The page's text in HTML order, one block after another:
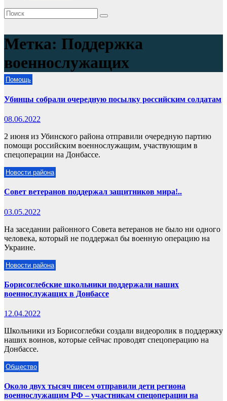
Метка: Поддержка
военнослужащих
Помощь
Убинцы собрали очередную посылку российским солдатам
08.06.2022
2 июня из Убинского района отправили очередную партию
помощи российским военнослужащим, участвующим в
спецоперации на Донбассе.
Новости района
Совет ветеранов поддержал защитников мира!..
03.05.2022
На заседании районного Совета ветеранов не было ни одного
человека, который не поддержал бы военную операцию на
Украине.
Новости района
Борисоглебские школьники поддержали наших
военнослужащих в Донбассе
12.04.2022
Школьники из Борисоглебки создали видеоролик в поддержку
наших воинов, которые сейчас проводят спецоперацию на
Донбассе.
Общество
Около двух тысяч писем отправили дети региона
военнослужащим РФ – участникам спецоперации на